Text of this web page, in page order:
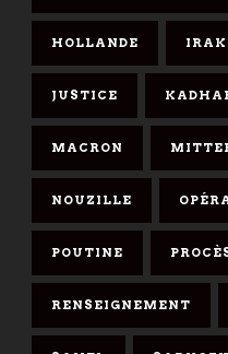
HOLLANDE IRAK
JUSTICE
MACRON
NOUZILLE
POUTINE
RENSEIGNEMENT